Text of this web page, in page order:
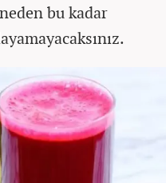
bu kadar